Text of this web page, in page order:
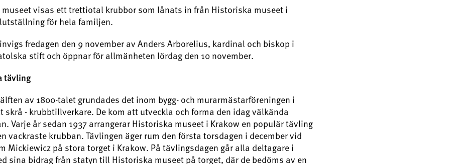
visas ett trettiotal krubbor som lånats in från Historiska museet i
för hela familjen.
fredagen den 9 november av Anders Arborelius, kardinal och biskop i
stift och öppnar för allmänheten lördag den 10 november.
tävling
av 1800-talet grundades det inom bygg- och murarmästarföreningen i
skrå - krubbtillverkare. De kom att utveckla och forma den idag välkända
Varje år sedan 1937 arrangerar Historiska museet i Krakow en populär tävling
vackraste krubban. Tävlingen äger rum den första torsdagen i december vid
Mickiewicz på stora torget i Krakow. På tävlingsdagen går alla deltagare i
sina bidrag från statyn till Historiska museet på torget, där de bedöms av en